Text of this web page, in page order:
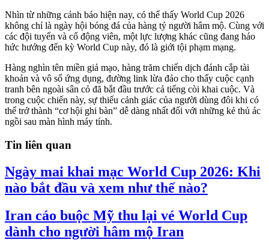
Nhìn từ những cảnh báo hiện nay, có thể thấy World Cup 2026
không chỉ là ngày hội bóng đá của hàng tỷ người hâm mộ. Cùng với
các đội tuyển và cổ động viên, một lực lượng khác cũng đang háo
hức hướng đến kỳ World Cup này, đó là giới tội phạm mạng.
Hàng nghìn tên miền giả mạo, hàng trăm chiến dịch đánh cắp tài
khoản và vô số ứng dụng, đường link lừa đảo cho thấy cuộc cạnh
tranh bên ngoài sân cỏ đã bắt đầu trước cả tiếng còi khai cuộc. Và
trong cuộc chiến này, sự thiếu cảnh giác của người dùng đôi khi có
thể trở thành “cơ hội ghi bàn” dễ dàng nhất đối với những kẻ thủ ác
ngồi sau màn hình máy tính.
Tin liên quan
Ngày mai khai mạc World Cup 2026: Khi
nào bắt đầu và xem như thế nào?
Iran cáo buộc Mỹ thu lại vé World Cup
dành cho người hâm mộ Iran